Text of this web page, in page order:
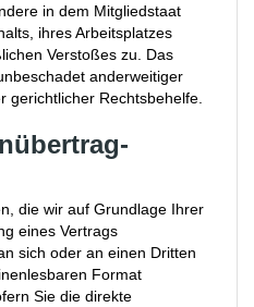
in dem Mitgliedstaat
ihres Arbeitsplatzes
Verstoßes zu. Das
anderweitiger
gerichtlicher Rechtsbehelfe.
die wir auf Grundlage Ihrer
eines Vertrags
sich oder an einen Dritten
Format
Sie die direkte